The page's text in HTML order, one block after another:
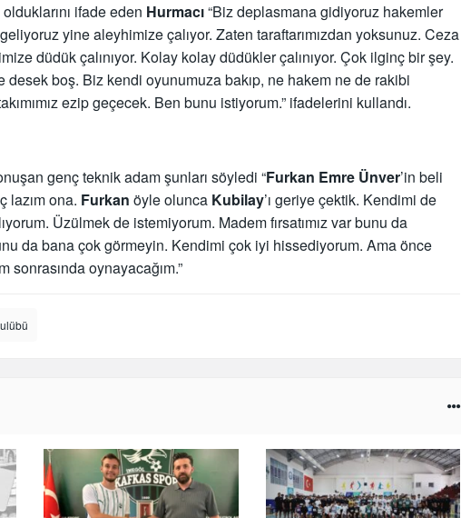
ifade eden Hurmacı“Biz deplasmana gidiyoruz hakemler
yine aleyhimize çalıyor. Zaten taraftarımızdan yoksunuz. Ceza
düdük çalınıyor. Kolay kolay düdükler çalınıyor. Çok ilginç bir şey.
boş. Biz kendi oyunumuza bakıp, ne hakem ne de rakibi
ezip geçecek. Ben bunu istiyorum.” ifadelerini kullandı.
genç teknik adam şunları söyledi “Furkan Emre Ünver’in beli
lazım ona. Furkan öyle olunca Kubilay’ı geriye çektik. Kendimi de
Üzülmek de istemiyorum. Madem fırsatımız var bunu da
da bana çok görmeyin. Kendimi çok iyi hissediyorum. Ama önce
sonrasında oynayacağım.”